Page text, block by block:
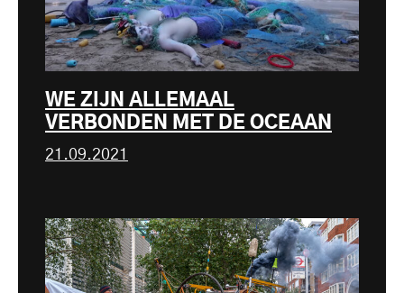
WE ZIJN ALLEMAAL
VERBONDEN MET DE OCEAAN
21.09.2021